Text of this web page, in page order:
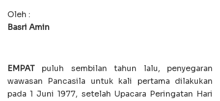
Oleh :
Basri Amin
EMPAT puluh sembilan tahun lalu, penyegaran
wawasan Pancasila untuk kali pertama dilakukan
pada 1 Juni 1977, setelah Upacara Peringatan Hari